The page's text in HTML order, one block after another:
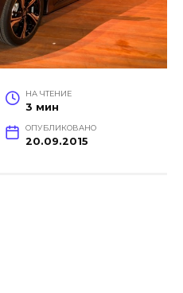
НА ЧТЕНИЕ
3 мин
ОПУБЛИКОВАНО
20.09.2015